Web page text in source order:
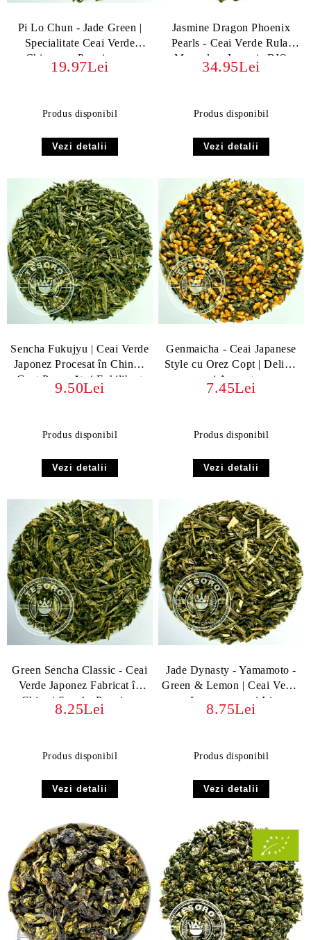
Pi Lo Chun - Jade Green |
Specialitate Ceai Verde
Chinezesc Premium cu
Istorie și Aromă
19.97Lei
Produs disponibil
Vezi detalii
Jasmine Dragon Phoenix
Pearls - Ceai Verde Rulat
Manual cu Iasomie BIO
ORGANIC
34.95Lei
Produs disponibil
Vezi detalii
Sencha Fukujyu | Ceai Verde
Japonez Procesat în China -
Gust Proaspăt și Echilibrat
9.50Lei
Produs disponibil
Vezi detalii
Genmaicha - Ceai Japanese
Style cu Orez Copt | Delicat
și Aromat
7.45Lei
Produs disponibil
Vezi detalii
Green Sencha Classic - Ceai
Verde Japonez Fabricat în
China | Sencha Premium
8.25Lei
Produs disponibil
Vezi detalii
Jade Dynasty - Yamamoto -
Green & Lemon | Ceai Verde
cu Lemongrass și Lime
8.75Lei
Produs disponibil
Vezi detalii